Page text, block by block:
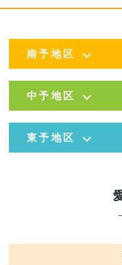
南予地区
中予地区
東予地区